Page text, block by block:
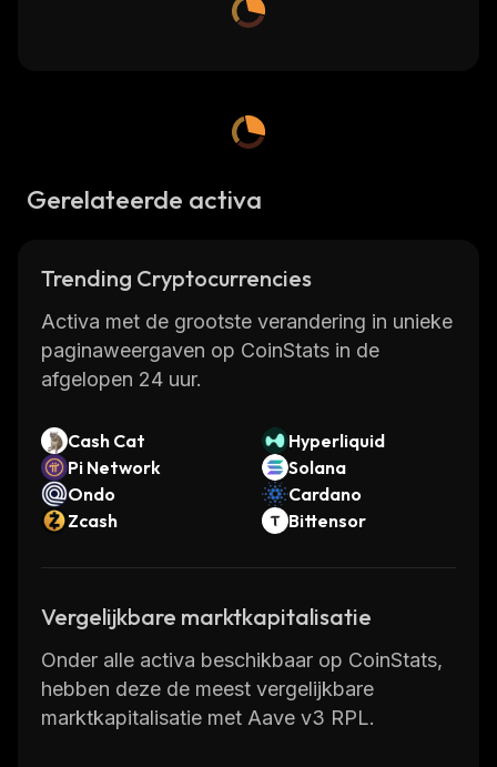
Gerelateerde activa
Trending Cryptocurrencies
Activa met de grootste verandering in unieke
paginaweergaven op CoinStats in de
afgelopen 24 uur.
Cash Cat
Hyperliquid
Pi Network
Solana
Ondo
Cardano
Zcash
Bittensor
Vergelijkbare marktkapitalisatie
Onder alle activa beschikbaar op CoinStats,
hebben deze de meest vergelijkbare
marktkapitalisatie met Aave v3 RPL.